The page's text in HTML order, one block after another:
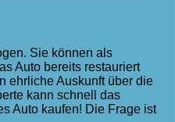
Sie können als
Auto bereits restauriert
ehrliche Auskunft über die
kann schnell das
Auto kaufen! Die Frage ist